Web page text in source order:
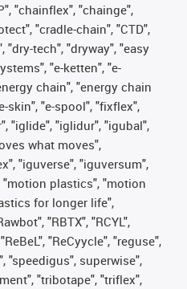
"chainflex", "chainge",
"cradle-chain", "CTD",
"dry-tech", "dryway", "easy
"e-ketten", "e-
chain", "energy chain
skin", "e-spool", "fixflex",
"iglide", "iglidur", "igubal",
what moves",
"iguverse", "iguversum",
"motion plastics", "motion
for longer life",
"RBTX", "RCYL",
"ReCyycle", "reguse",
"speedigus", superwise",
"tribotape", "triflex",